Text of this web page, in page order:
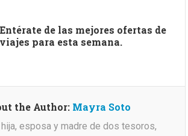
Entérate de las mejores ofertas de
viajes para esta semana.
the Author: Mayra Soto
esposa y madre de dos tesoros,